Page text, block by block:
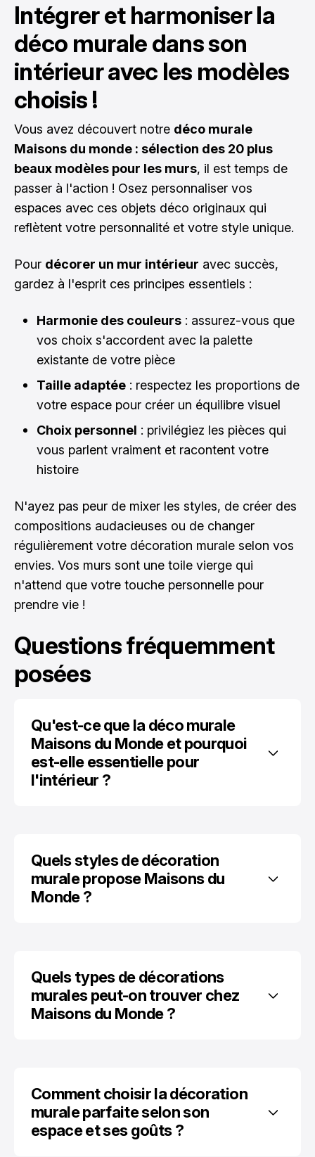
Intégrer et harmoniser la
déco murale dans son
intérieur avec les modèles
choisis !
Vous avez découvert notre déco murale
Maisons du monde : sélection des 20 plus
beaux modèles pour les murs, il est temps de
passer à l'action ! Osez personnaliser vos
espaces avec ces objets déco originaux qui
reflètent votre personnalité et votre style unique.
Pour décorer un mur intérieur avec succès,
gardez à l'esprit ces principes essentiels :
Harmonie des couleurs : assurez-vous que
vos choix s'accordent avec la palette
existante de votre pièce
Taille adaptée : respectez les proportions de
votre espace pour créer un équilibre visuel
Choix personnel : privilégiez les pièces qui
vous parlent vraiment et racontent votre
histoire
N'ayez pas peur de mixer les styles, de créer des
compositions audacieuses ou de changer
régulièrement votre décoration murale selon vos
envies. Vos murs sont une toile vierge qui
n'attend que votre touche personnelle pour
prendre vie !
Questions fréquemment
posées
Qu'est-ce que la déco murale
Maisons du Monde et pourquoi
est-elle essentielle pour
l'intérieur ?
Quels styles de décoration
murale propose Maisons du
Monde ?
Quels types de décorations
murales peut-on trouver chez
Maisons du Monde ?
Comment choisir la décoration
murale parfaite selon son
espace et ses goûts ?